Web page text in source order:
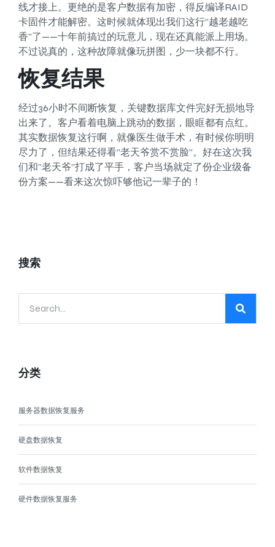
线才接上。更绝的是客户数据有加密，得反编译RAID
卡固件才能解密。这时候就体现出我们这行”越老越吃
香”了——十年前搞过的玩意儿，现在还真能派上用场。
不过说真的，这种故障就像玩拼图，少一块都不行。
恢复结果
经过36小时不间断恢复，关键数据库文件完好无损地导
出来了。客户看着电脑上跳动的数据，眼眶都有点红。
其实数据恢复这行啊，就像医生做手术，有时候你明明
尽力了，但结果还得看”老天爷赏不赏脸”。好在这次我
们和”老天爷”打成了平手，客户当场就定了份企业级备
份方案——看来这次惊吓够他记一辈子的！
搜索
分类
服务器数据恢复服务
硬盘数据恢复
软件数据恢复
硬件数据恢复服务